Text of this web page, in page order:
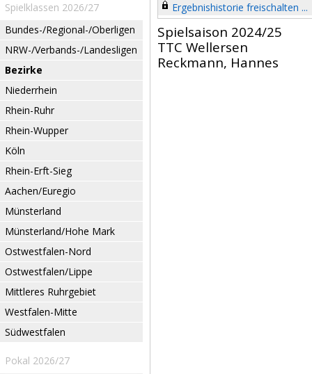
Spielklassen 2026/27
Bundes-/Regional-/Oberligen
NRW-/Verbands-/Landesligen
Bezirke
Niederrhein
Rhein-Ruhr
Rhein-Wupper
Köln
Rhein-Erft-Sieg
Aachen/Euregio
Münsterland
Münsterland/Hohe Mark
Ostwestfalen-Nord
Ostwestfalen/Lippe
Mittleres Ruhrgebiet
Westfalen-Mitte
Südwestfalen
Pokal 2026/27
Ergebnishistorie freischalten ...
Spielsaison 2024/25
TTC Wellersen
Reckmann, Hannes